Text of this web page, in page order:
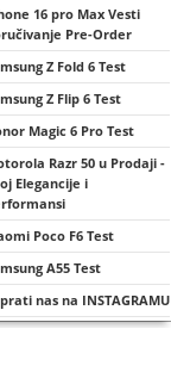
16 pro Max Vesti
Pre-Order
Z Fold 6 Test
Z Flip 6 Test
Magic 6 Pro Test
Razr 50 u Prodaji -
Elegancije i
Poco F6 Test
A55 Test
nas na INSTAGRAMU